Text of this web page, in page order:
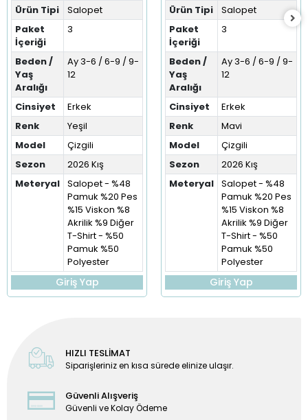
Ürün Tipi
Salopet
Paket
İçeriği
3
Beden /
Yaş
Aralığı
Ay 3-6 / 6-9 / 9-
12
Cinsiyet
Erkek
Renk
Yeşil
Model
Çizgili
Sezon
2026 Kış
Meteryal Salopet - %48
Pamuk %20 Pes
%15 Viskon %8
Akrilik %9 Diğer
T-Shirt - %50
Pamuk %50
Polyester
Giriş Yap
Ürün Tipi
Salopet
Paket
İçeriği
3
Beden /
Yaş
Aralığı
Ay 3-6 / 6-9 / 9-
12
Cinsiyet
Erkek
Renk
Mavi
Model
Çizgili
Sezon
2026 Kış
Meteryal Salopet - %48
Pamuk %20 Pes
%15 Viskon %8
Akrilik %9 Diğer
T-Shirt - %50
Pamuk %50
Polyester
Giriş Yap
HIZLI TESLİMAT
Siparişleriniz en kısa sürede elinize ulaşır.
Güvenli Alışveriş
Güvenli ve Kolay Ödeme